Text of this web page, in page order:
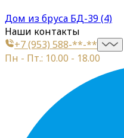
Дом из бруса БД-39 (4)
Наши контакты
+7 (953) 588-**-**
Пн - Пт.: 10.00 - 18.00